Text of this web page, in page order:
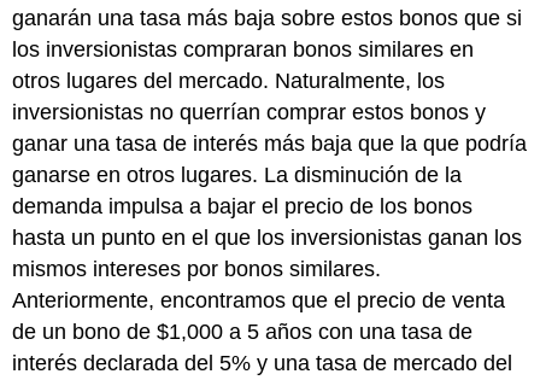
ganarán una tasa más baja sobre estos bonos que si
los inversionistas compraran bonos similares en
otros lugares del mercado. Naturalmente, los
inversionistas no querrían comprar estos bonos y
ganar una tasa de interés más baja que la que podría
ganarse en otros lugares. La disminución de la
demanda impulsa a bajar el precio de los bonos
hasta un punto en el que los inversionistas ganan los
mismos intereses por bonos similares.
Anteriormente, encontramos que el precio de venta
de un bono de $1,000 a 5 años con una tasa de
interés declarada del 5% y una tasa de mercado del